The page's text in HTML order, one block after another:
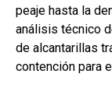
peaje hasta la
análisis técnico
de alcantarillas
contención para